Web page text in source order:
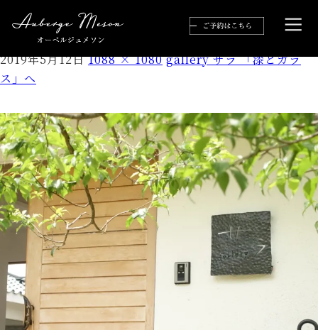
lrg_dsc00708.jpg
2019年5月12日 1088 × 1080 gallery サラ 「漆とガラ
ス」へ